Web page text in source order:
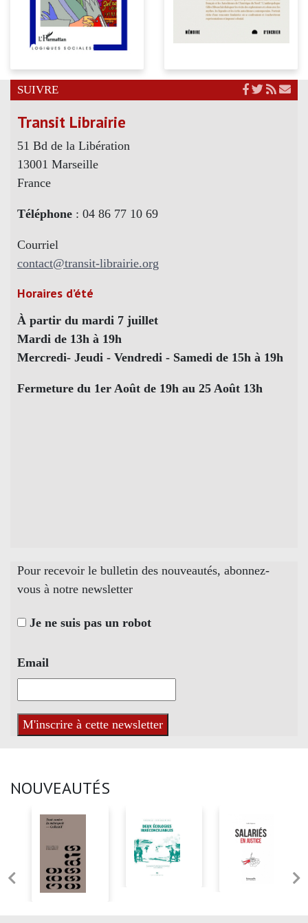
SUIVRE
Transit Librairie
51 Bd de la Libération
13001 Marseille
France
Téléphone : 04 86 77 10 69
Courriel
contact@transit-librairie.org
Horaires d’été
À partir du mardi 7 juillet
Mardi de 13h à 19h
Mercredi- Jeudi - Vendredi - Samedi de 15h à 19h
Fermeture du 1er Août de 19h au 25 Août 13h
Pour recevoir le bulletin des nouveautés, abonnez-
vous à notre newsletter
Je ne suis pas un robot
Email
NOUVEAUTÉS